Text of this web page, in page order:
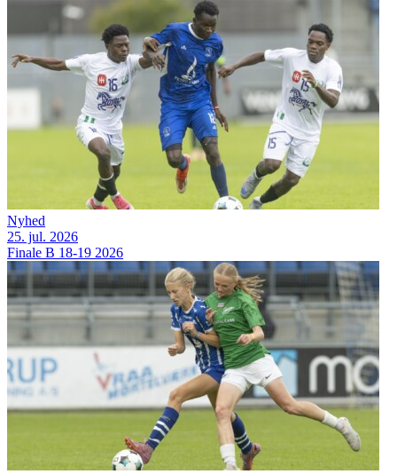
Nyhed
25. jul. 2026
Finale B 18-19 2026